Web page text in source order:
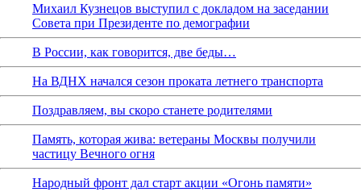
Михаил Кузнецов выступил с докладом на заседании
Совета при Президенте по демографии
В России, как говорится, две беды…
На ВДНХ начался сезон проката летнего транспорта
Поздравляем, вы скоро станете родителями
Память, которая жива: ветераны Москвы получили
частицу Вечного огня
Народный фронт дал старт акции «Огонь памяти»